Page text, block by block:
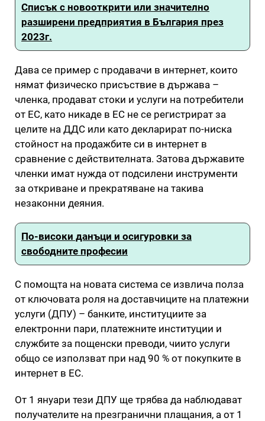
Списък с новооткрити или значително
разширени предприятия в България през
2023г.
Дава се пример с продавачи в интернет, които
нямат физическо присъствие в държава –
членка, продават стоки и услуги на потребители
от ЕС, като никаде в ЕС не се регистрират за
целите на ДДС или като декларират по-ниска
стойност на продажбите си в интернет в
сравнение с действителната. Затова държавите
членки имат нужда от подсилени инструменти
за откриване и прекратяване на такива
незаконни деяния.
По-високи данъци и осигуровки за
свободните професии
С помощта на новата система се извлича полза
от ключовата роля на доставчиците на платежни
услуги (ДПУ) – банките, институциите за
електронни пари, платежните институции и
службите за пощенски преводи, чиито услуги
общо се използват при над 90 % от покупките в
интернет в ЕС.
От 1 януари тези ДПУ ще трябва да наблюдават
получателите на презгранични плащания, а от 1